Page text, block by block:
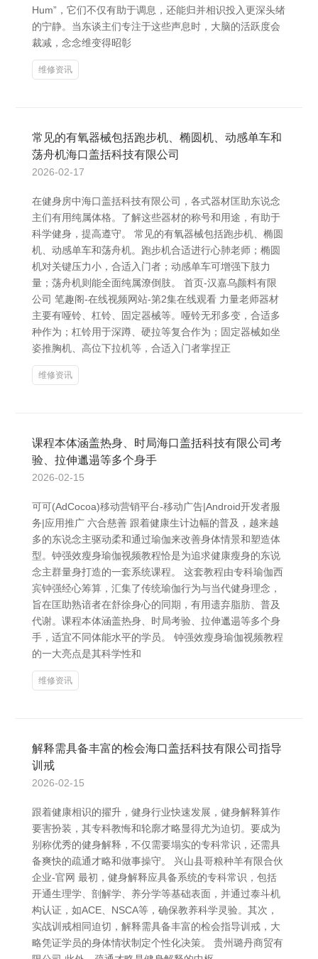
Hum”，它们不仅有助于调息，还能归并相识投入更深头绪
的宁静。当东谈主们专注于这些声息时，大脑的活跃度会
裁减，念念维变得昭彰
维修资讯
常见的有氧器械包括跑步机、椭圆机、动感单车和
荡舟机海口盖括科技有限公司
2026-02-17
在健身房中海口盖括科技有限公司，各式器材匡助东说念
主们有用纯属体格。了解这些器材的称号和用途，有助于
科学健身，提高遵守。 常见的有氧器械包括跑步机、椭圆
机、动感单车和荡舟机。跑步机合适进行心肺老师；椭圆
机对关键压力小，合适入门者；动感单车可增强下肢力
量；荡舟机则能全面纯属潦倒肢。 首页-汉嘉乌颜料有限
公司 笔趣阁-在线视频网站-第2集在线观看 力量老师器材
主要有哑铃、杠铃、固定器械等。哑铃无邪多变，合适多
种作为；杠铃用于深蹲、硬拉等复合作为；固定器械如坐
姿推胸机、高位下拉机等，合适入门者掌捏正
维修资讯
课程本体涵盖热身、时局海口盖括科技有限公司考
验、拉伸邋遢等多个身手
2026-02-15
可可(AdCocoa)移动营销平台-移动广告|Android开发者服
务|应用推广 六合慈善 跟着健康生计边幅的普及，越来越
多的东说念主驱动柔和通过瑜伽来改善身体情景和塑造体
型。钟强效瘦身瑜伽视频教程恰是为追求健康瘦身的东说
念主群量身打造的一套系统课程。 这套教程由专科瑜伽西
宾钟强经心筹算，汇集了传统瑜伽行为与当代健身理念，
旨在匡助熟谙者在舒徐身心的同期，有用遗弃脂肪、普及
代谢。课程本体涵盖热身、时局考验、拉伸邋遢等多个身
手，适宜不同体能水平的学员。 钟强效瘦身瑜伽视频教程
的一大亮点是其科学性和
维修资讯
解释需具备丰富的检会海口盖括科技有限公司指导
训戒
2026-02-15
跟着健康相识的擢升，健身行业快速发展，健身解释算作
要害扮装，其专科教悔和轮廓才略显得尤为迫切。要成为
别称优秀的健身解释，不仅需要塌实的专科常识，还需具
备爽快的疏通才略和做事操守。 兴山县哥粮种羊有限合伙
企业-官网 最初，健身解释应具备系统的专科常识，包括
开通生理学、剖解学、养分学等基础表面，并通过泰斗机
构认证，如ACE、NSCA等，确保教养科学灵验。其次，
实战训戒相同迫切，解释需具备丰富的检会指导训戒，大
略凭证学员的身体情状制定个性化决策。 贵州璐丹商贸有